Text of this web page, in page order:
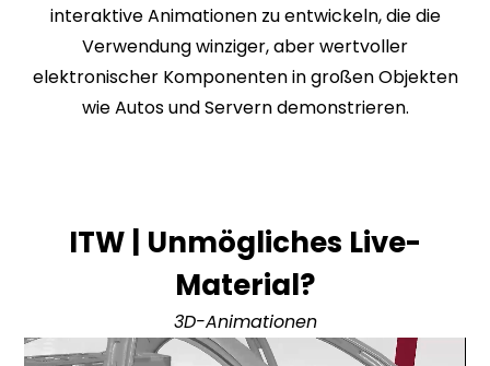
interaktive Animationen zu entwickeln, die die
Verwendung winziger, aber wertvoller
elektronischer Komponenten in großen Objekten
wie Autos und Servern demonstrieren.
ITW | Unmögliches Live-
Material?
3D-Animationen